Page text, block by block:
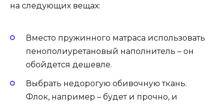
на следующих вещах:
Вместо пружинного матраса использовать
пенополиуретановый наполнитель – он
обойдется дешевле.
Выбрать недорогую обивочную ткань.
Флок, например – будет и прочно, и